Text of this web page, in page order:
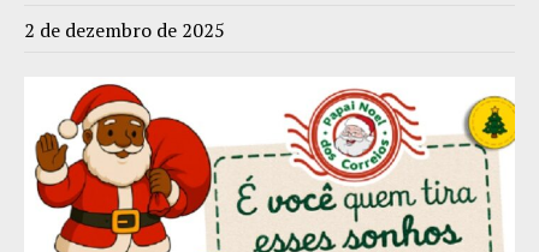
2 de dezembro de 2025